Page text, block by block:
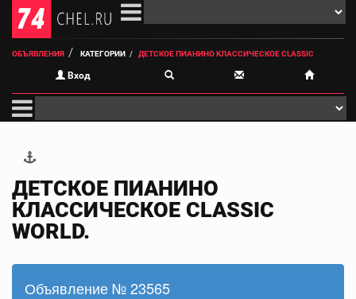
ОБЪЯВЛЕНИЯ КАТЕГОРИИ ДЕТСКОЕ ПИАНИНО КЛАССИЧЕСКОЕ CLASSIC
Вход
ДЕТСКОЕ ПИАНИНО
КЛАССИЧЕСКОЕ CLASSIC
WORLD.
Объявление № 23565